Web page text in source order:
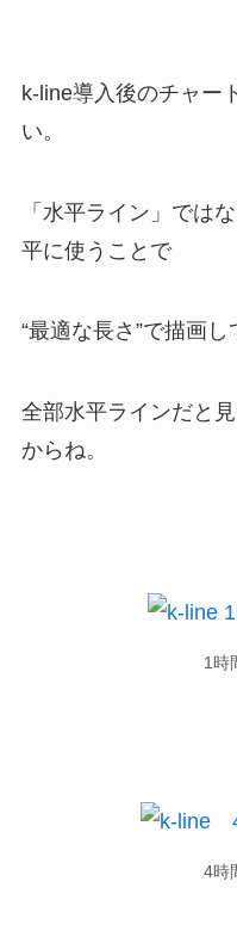
k-line導入後のチャー
い。
「水平ライン」では
平に使うことで
“最適な長さ”で描画し
全部水平ラインだと
からね。
1時
4時